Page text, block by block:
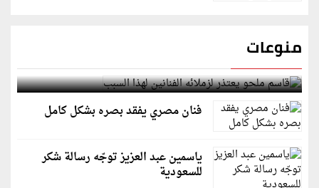
منوعات
قاسم ملحو يعتذر لزملائه الفنانين لهذا السبب
فنان مصري يفقد بصره بشكل كامل
ياسمين عبد العزيز توجّه رسالة شكر
للسعودية